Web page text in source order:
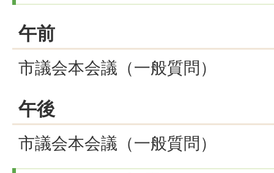
午前
市議会本会議（一般質問）
午後
市議会本会議（一般質問）